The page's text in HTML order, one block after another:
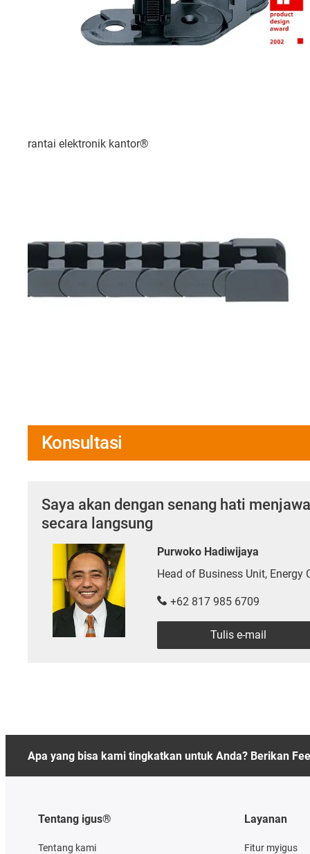
rantai elektronik kantor®
Konsultasi
Saya akan dengan senang hati
secara langsung
Purwoko Hadiwijaya
Head of Business Unit,
+62 817 985 6709
Tulis e-mail
Apa yang bisa kami tingkatkan untuk Anda? Berikan
Tentang igus®
Tentang kami
Layanan
Fitur myigus